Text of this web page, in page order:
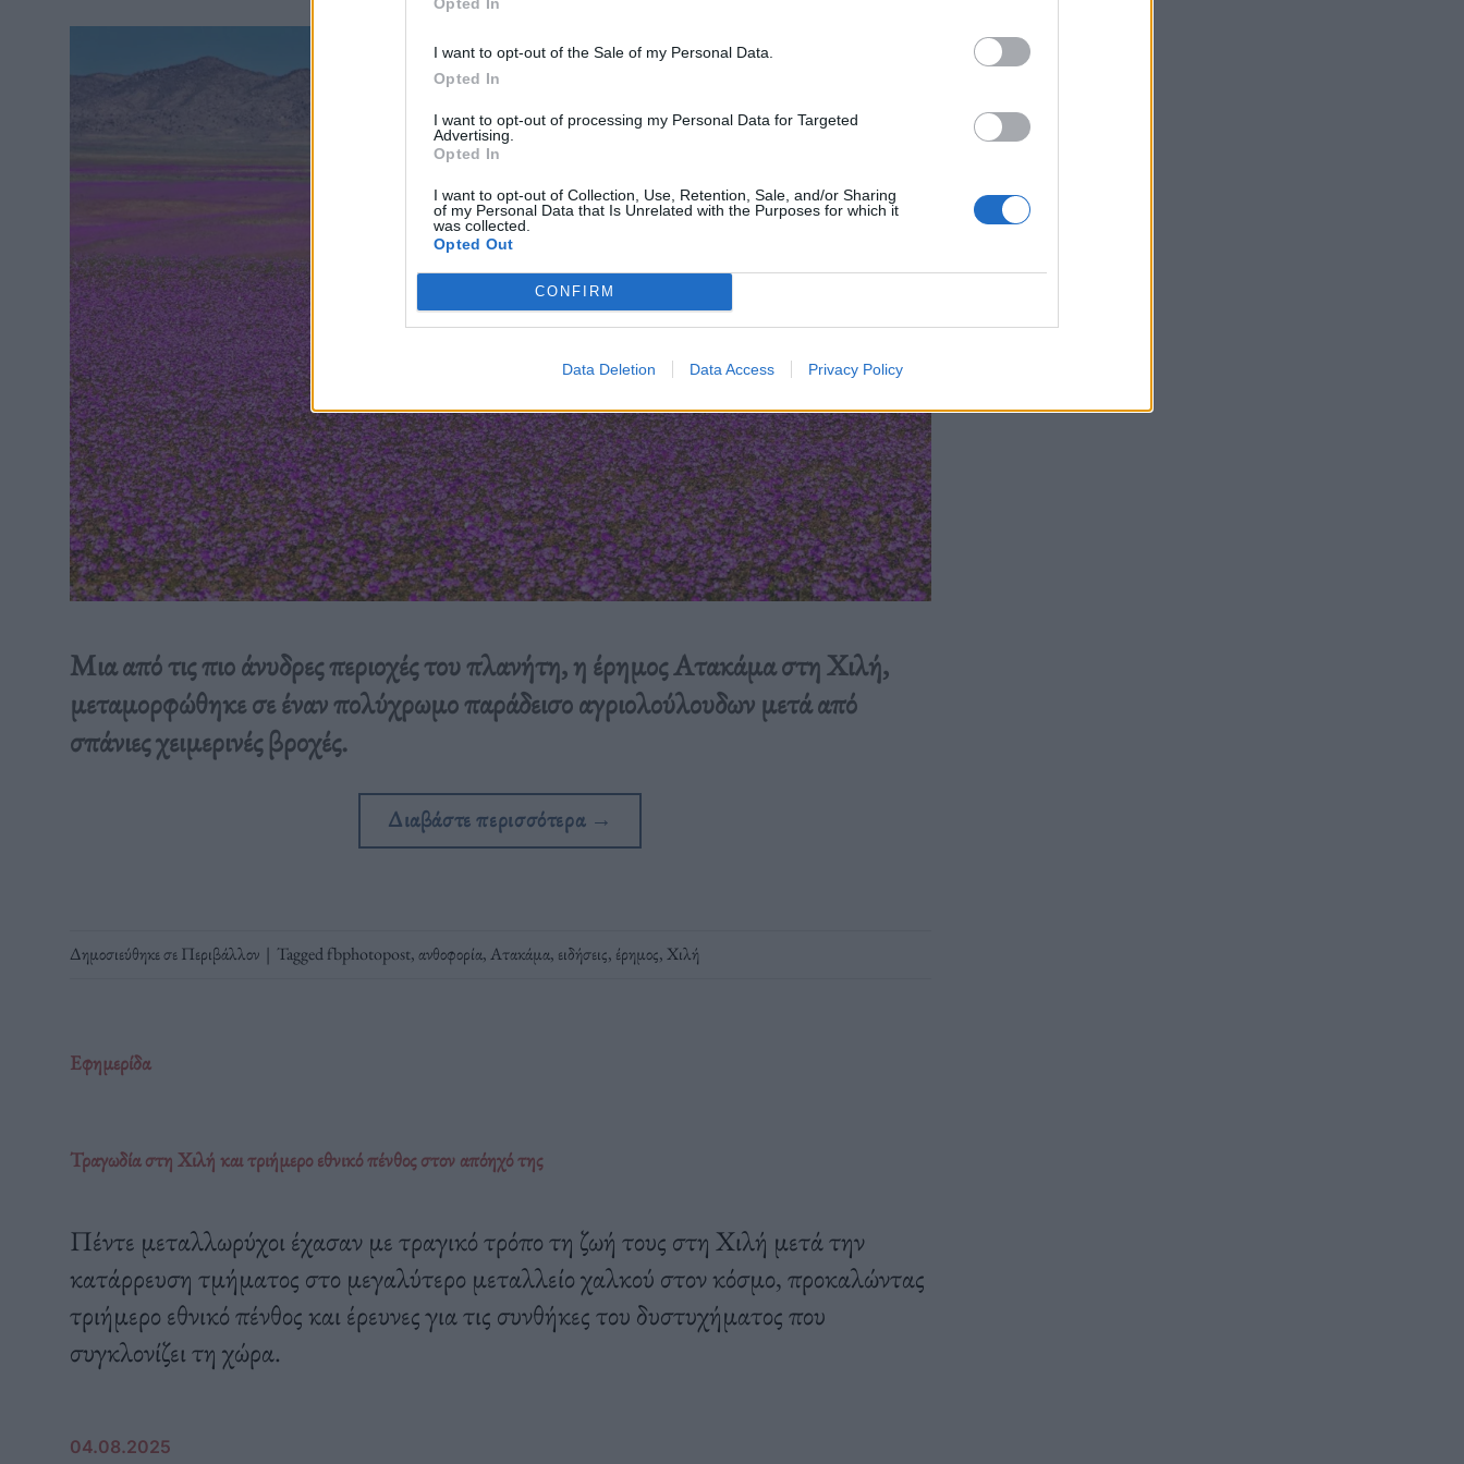
I want to opt-out of the Sale of my Personal Data.
Opted In
I want to opt-out of processing my Personal Data for Targeted
Advertising.
Opted In
I want to opt-out of Collection, Use, Retention, Sale, and/or Sharing
of my Personal Data that Is Unrelated with the Purposes for which it
was collected.
Opted Out
CONFIRM
Data Deletion Data Access Privacy Policy
Μια από τις πιο άνυδρες περιοχές του πλανήτη, η έρημος Ατακάμα στη Χιλή,
μεταμορφώθηκε σε έναν πολύχρωμο παράδεισο αγριολούλουδων μετά από
σπάνιες χειμερινές βροχές.
Διαβάστε περισσότερα →
Δημοσιεύθηκε σεΠεριβάλλον | Taggedfbphotopost,ανθοφορία,Ατακάμα, ειδήσεις, έρημος,Χιλή
Εφημερίδα
Τραγωδία στη Χιλή και τριήμερο εθνικό πένθος στον απόηχό της
Πέντε μεταλλωρύχοι έχασαν με τραγικό τρόπο τη ζωή τους στη Χιλή μετά την
κατάρρευση τμήματος στο μεγαλύτερο μεταλλείο χαλκού στον κόσμο, προκαλώντας
τριήμερο εθνικό πένθος και έρευνες για τις συνθήκες του δυστυχήματος που
συγκλονίζει τη χώρα.
04.08.2025